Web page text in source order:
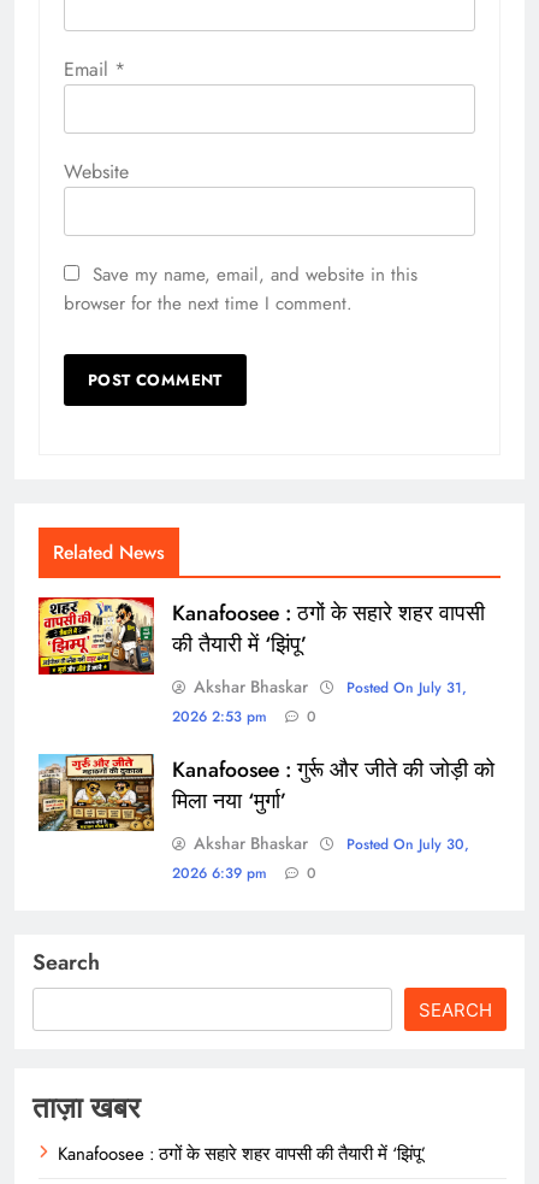
Email *
Website
Save my name, email, and website in this
browser for the next time I comment.
Related News
Kanafoosee : ठगों के सहारे शहर वापसी
की तैयारी में ‘झिंपू’
Akshar Bhaskar
Posted On July 31,
2026 2:53 pm
0
Kanafoosee : गुर्रू और जीते की जोड़ी को
मिला नया ‘मुर्गा’
Akshar Bhaskar
Posted On July 30,
2026 6:39 pm
0
Search
SEARCH
ताज़ा खबर
Kanafoosee : ठगों के सहारे शहर वापसी की तैयारी में ‘झिंपू’